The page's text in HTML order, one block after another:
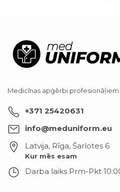
Medicīnas apģērbi profesionāļiem
+371 25420631
info@meduniform.eu
Latvija, Rīga, Šarlotes 6
Kur mēs esam
Darba laiks Prm-Pkt